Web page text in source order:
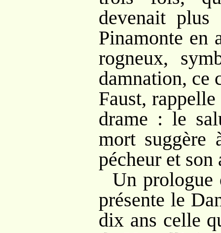
devenait plus
Pinamonte en
rogneux,
damnation, ce
Faust,
drame : le
mort
pécheur et
Un prologue
présente le
dix ans celle